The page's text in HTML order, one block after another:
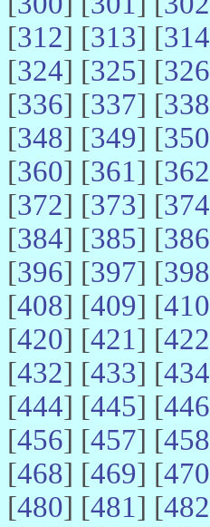
[312] [313] [314
[324] [325] [326
[336] [337] [338
[348] [349] [350
[360] [361] [362
[372] [373] [374
[384] [385] [386
[396] [397] [398
[408] [409] [410
[420] [421] [422
[432] [433] [434
[444] [445] [446
[456] [457] [458
[468] [469] [470
[480] [481] [482